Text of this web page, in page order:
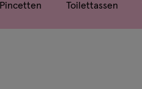
geavanceerde
Pincetten Toilettassen